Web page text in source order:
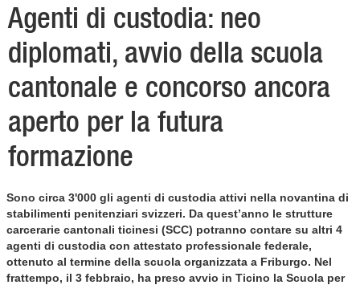
Agenti di custodia: neo
diplomati, avvio della scuola
cantonale e concorso ancora
aperto per la futura
formazione
Sono circa 3'000 gli agenti di custodia attivi nella novantina di
stabilimenti penitenziari svizzeri. Da quest’anno le strutture
carcerarie cantonali ticinesi (SCC) potranno contare su altri 4
agenti di custodia con attestato professionale federale,
ottenuto al termine della scuola organizzata a Friburgo. Nel
frattempo, il 3 febbraio, ha preso avvio in Ticino la Scuola per